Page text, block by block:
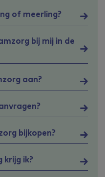
of meerling?
bij mij in de
aan?
bijkopen?
krijg ik?